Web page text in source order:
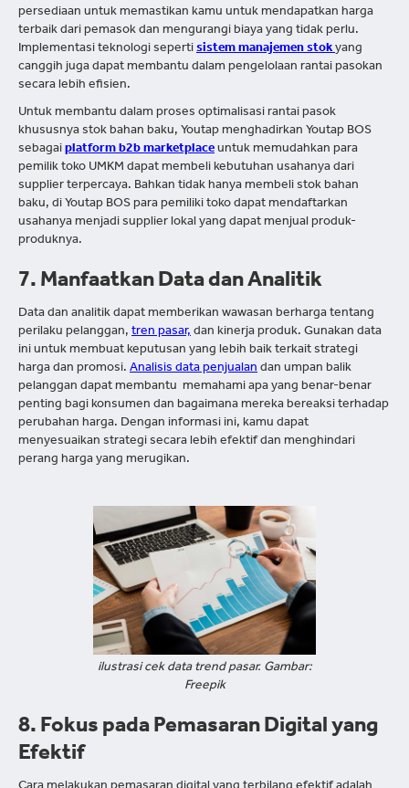
persediaan untuk memastikan kamu untuk mendapatkan harga
terbaik dari pemasok dan mengurangi biaya yang tidak perlu.
Implementasi teknologi seperti sistem manajemen stokyang
canggih juga dapat membantu dalam pengelolaan rantai pasokan
secara lebih efisien.
Untuk membantu dalam proses optimalisasi rantai pasok
khususnya stok bahan baku, Youtap menghadirkan Youtap BOS
sebagai platform b2b marketplace untuk memudahkan para
pemilik toko UMKM dapat membeli kebutuhan usahanya dari
supplier terpercaya. Bahkan tidak hanya membeli stok bahan
baku, di Youtap BOS para pemiliki toko dapat mendaftarkan
usahanya menjadi supplier lokal yang dapat menjual produk-
produknya.
7. Manfaatkan Data dan Analitik
Data dan analitik dapat memberikan wawasan berharga tentang
perilaku pelanggan, tren pasar, dan kinerja produk. Gunakan data
ini untuk membuat keputusan yang lebih baik terkait strategi
harga dan promosi. Analisis data penjualan dan umpan balik
pelanggan dapat membantu memahami apa yang benar-benar
penting bagi konsumen dan bagaimana mereka bereaksi terhadap
perubahan harga. Dengan informasi ini, kamu dapat
menyesuaikan strategi secara lebih efektif dan menghindari
perang harga yang merugikan.
ilustrasi cek data trend pasar. Gambar:
Freepik
8. Fokus pada Pemasaran Digital yang
Efektif